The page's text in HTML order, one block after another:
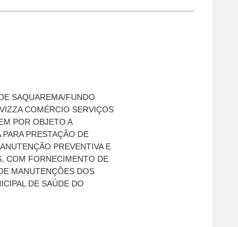
SAQUAREMA/FUNDO
COMÉRCIO SERVIÇOS
POR OBJETO A
PRESTAÇÃO DE
PREVENTIVA E
COM FORNECIMENTO DE
MANUTENÇÕES DOS
DE SAÚDE DO